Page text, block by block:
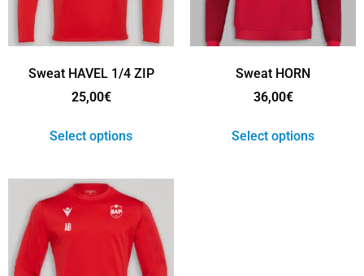
Sweat HAVEL 1/4 ZIP
25,00€
Select options
Sweat HORN
36,00€
Select options